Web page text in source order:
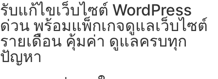
รับแก้ไขเว็บไซต์ WordPress
ด่วน พร้อมแพ็กเกจดูแลเว็บไซต์
รายเดือน คุ้มค่า ดูแลครบทุก
ปัญหา